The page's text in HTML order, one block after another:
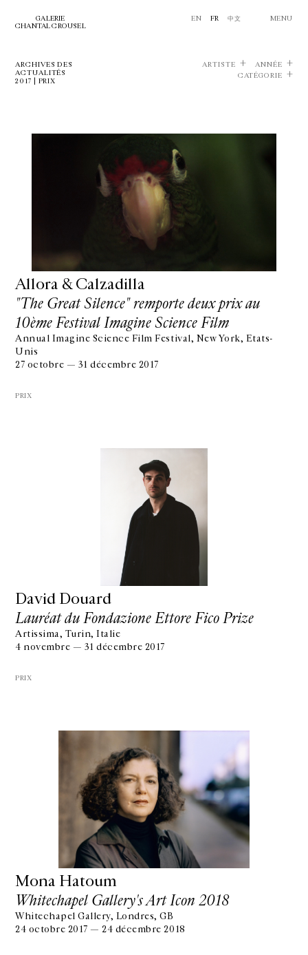
GALERIE
CHANTAL CROUSEL
EN FR 中文 MENU
ARCHIVES DES
ACTUALITÉS
2017 | PRIX
ARTISTE
ANNÉE
CATÉGORIE
Allora & Calzadilla
"The Great Silence" remporte deux prix au
10ème Festival Imagine Science Film
Annual Imagine Science Film Festival, New York, Etats-
Unis
27 octobre — 31 décembre 2017
PRIX
David Douard
Lauréat du Fondazione Ettore Fico Prize
Artissima, Turin, Italie
4 novembre — 31 décembre 2017
PRIX
Mona Hatoum
Whitechapel Gallery's Art Icon 2018
Whitechapel Gallery, Londres, GB
24 octobre 2017 — 24 décembre 2018